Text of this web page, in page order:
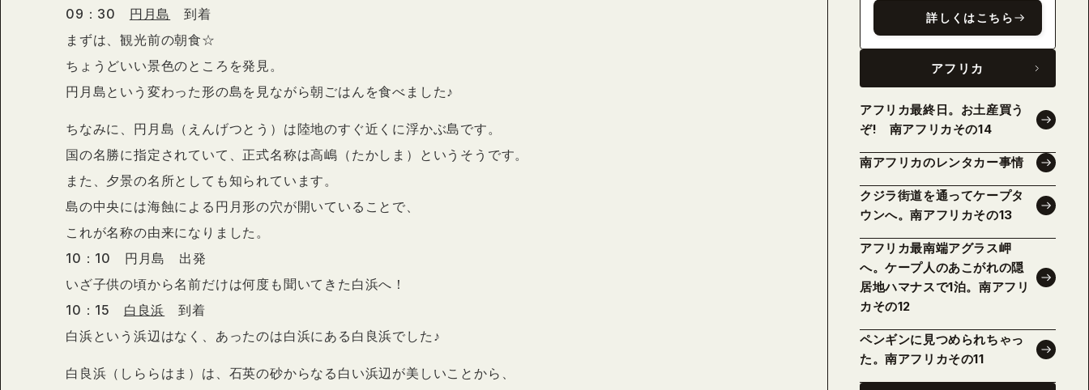
09：30 円月島
到着
まずは、観光前の朝食☆
ちょうどいい景色のところを発見。
円月島という変わった形の島を見ながら朝ごはんを食べました♪
ちなみに、円月島（えんげつとう）は陸地のすぐ近くに浮かぶ島です。
国の名勝に指定されていて、正式名称は高嶋（たかしま）というそうです。
また、夕景の名所としても知られています。
島の中央には海蝕による円月形の穴が開いていることで、
これが名称の由来になりました。
10：10 円月島 出発
いざ子供の頃から名前だけは何度も聞いてきた白浜へ！
10：15 白良浜 到着
白浜という浜辺はなく、あったのは白浜にある白良浜でした♪
白良浜（しららはま）は、石英の砂からなる白い浜辺が美しいことから、
詳しくはこちら
アフリカ
アフリカ最終日。お土産買う
ぞ! 南アフリカその14
南アフリカのレンタカー事情
クジラ街道を通ってケープタ
ウンへ。南アフリカその13
アフリカ最南端アグラス岬
へ。ケープ人のあこがれの隠
居地ハマナスで1泊。南アフリ
カその12
ペンギンに見つめられちゃっ
た。南アフリカその11